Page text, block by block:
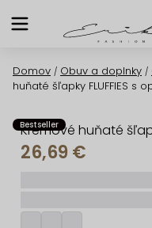
na
Domov / Obuv a doplnky /
huňaté šľapky FLUFFIES s
Krémové huňaté
Bestseller
26,69 €